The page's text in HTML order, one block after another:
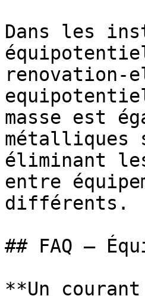
Dans les
renovation-
masse est
métalliques
éliminant
entre
différents.
## FAQ —
**Un